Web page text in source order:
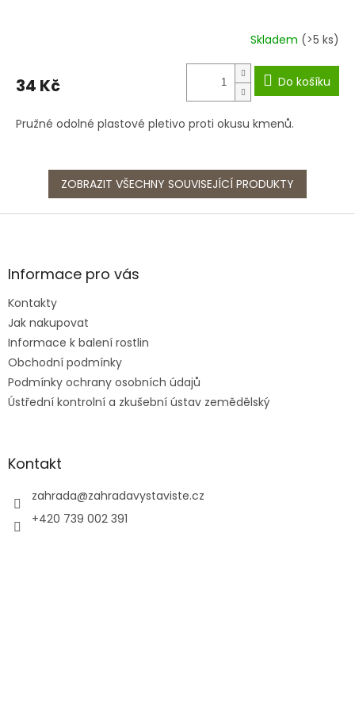
Skladem (>5 ks)
34 Kč Do košíku
Pružné odolné plastové pletivo proti okusu kmenů.
ZOBRAZIT VŠECHNY SOUVISEJÍCÍ PRODUKTY
Z
aInformace pro vás
Kontakty
Jak nakupovat
Informace k balení rostlin
Obchodní podmínky
Podmínky ochrany osobních údajů
Ústřední kontrolní a zkušební ústav zemědělský
Kontakt
zahrada@zahradavystaviste.cz
+420 739 002 391